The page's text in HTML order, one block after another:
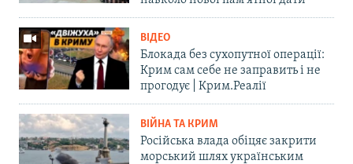
ВІДЕО
Блокада без сухопутної операції:
Крим сам себе не заправить і не
прогодує | Крим.Реалії
ВІЙНА ТА КРИМ
Російська влада обіцяє закрити
морський шлях українським